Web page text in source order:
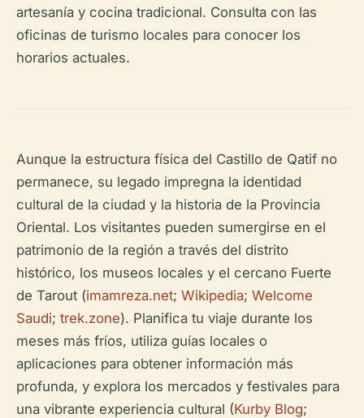
artesanía y cocina tradicional. Consulta con las
oficinas de turismo locales para conocer los
horarios actuales.
Aunque la estructura física del Castillo de Qatif no
permanece, su legado impregna la identidad
cultural de la ciudad y la historia de la Provincia
Oriental. Los visitantes pueden sumergirse en el
patrimonio de la región a través del distrito
histórico, los museos locales y el cercano Fuerte
de Tarout (imamreza.net; Wikipedia; Welcome
Saudi; trek.zone). Planifica tu viaje durante los
meses más fríos, utiliza guías locales o
aplicaciones para obtener información más
profunda, y explora los mercados y festivales para
una vibrante experiencia cultural (Kurby Blog;